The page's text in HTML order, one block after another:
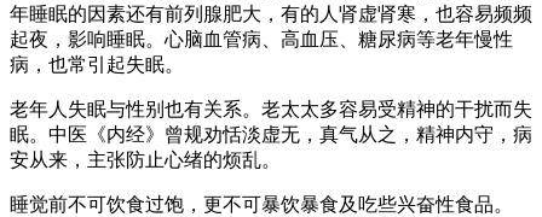
年睡眠的因素还有前列腺肥大，有的人肾虚肾寒，也容易频频
起夜，影响睡眠。心脑血管病、高血压、糖尿病等老年慢性
病，也常引起失眠。
老年人失眠与性别也有关系。老太太多容易受精神的干扰而失
眠。中医《内经》曾规劝恬淡虚无，真气从之，精神内守，病
安从来，主张防止心绪的烦乱。
睡觉前不可饮食过饱，更不可暴饮暴食及吃些兴奋性食品。